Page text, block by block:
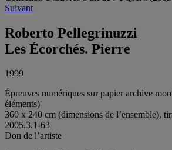
Suivant
Roberto Pellegrinuzzi
Les Écorchés. Pierre
1999
Épreuves numériques sur papier archive
éléments)
360 x 240 cm (dimensions de l’ensemble),
2005.3.1-63
Don de l’artiste